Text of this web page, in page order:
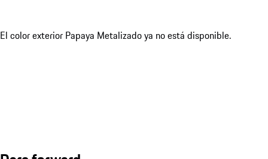
El color exterior Papaya Metalizado ya no está disponible.